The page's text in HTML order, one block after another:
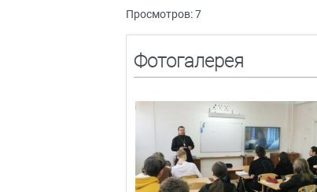
Просмотров: 7
Фотогалерея